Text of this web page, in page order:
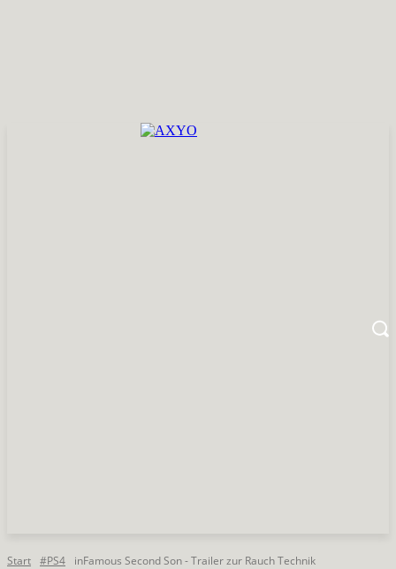
Start #PS4 inFamous Second Son - Trailer zur Rauch Technik